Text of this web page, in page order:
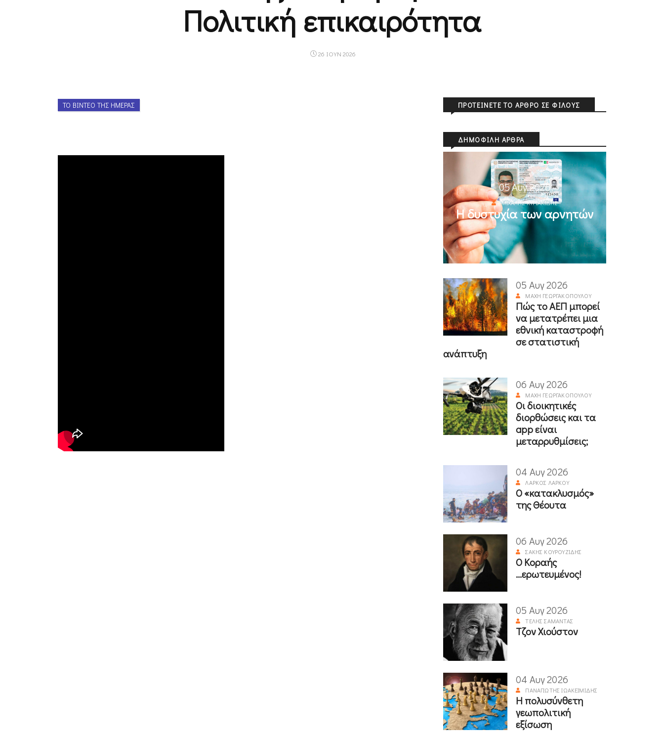
Πολιτική επικαιρότητα
26 ΙΟΥΝ 2026
ΤΟ ΒΊΝΤΕΟ ΤΗΣ ΗΜΈΡΑΣ ΠΡΟΤΕΊΝΕΤΕ ΤΟ ΆΡΘΡΟ ΣΕ ΦΊΛΟΥΣ
ΔΗΜΟΦΙΛΉ ΆΡΘΡΑ
05 Αυγ 2026
ΜΙΧΆΛΗΣ ΚΥΡΙΑΚΊΔΗΣ
Η δυστυχία των αρνητών
05 Αυγ 2026
ΜΆΧΗ ΓΕΩΡΓΑΚΟΠΟΎΛΟΥ
Πώς το ΑΕΠ μπορεί
να μετατρέπει μια
εθνική καταστροφή
σε στατιστική
ανάπτυξη
06 Αυγ 2026
ΜΆΧΗ ΓΕΩΡΓΑΚΟΠΟΎΛΟΥ
Οι διοικητικές
διορθώσεις και τα
app είναι
μεταρρυθμίσεις;
04 Αυγ 2026
ΛΆΡΚΟΣ ΛΆΡΚΟΥ
Ο «κατακλυσμός»
της Θέουτα
06 Αυγ 2026
ΣΆΚΗΣ ΚΟΥΡΟΥΖΊΔΗΣ
Ο Κοραής
...ερωτευμένος!
05 Αυγ 2026
ΤΈΛΗΣ ΣΑΜΑΝΤΆΣ
Τζον Χιούστον
04 Αυγ 2026
ΠΑΝΑΓΙΏΤΗΣ ΙΩΑΚΕΙΜΊΔΗΣ
Η πολυσύνθετη
γεωπολιτική
εξίσωση